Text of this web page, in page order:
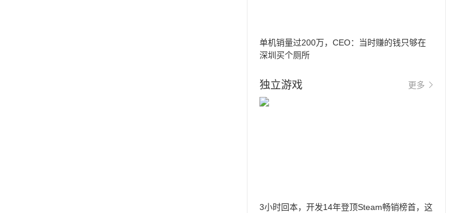
单机销量过200万，CEO：当时赚的钱只够在
深圳买个厕所
独立游戏 更多
3小时回本，开发14年登顶Steam畅销榜首，这